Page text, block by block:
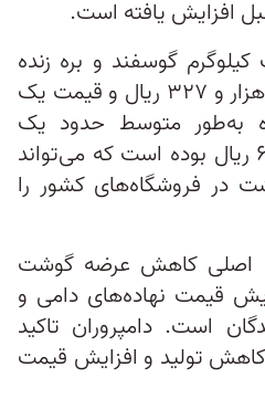
افزایش‌ یافته است.
گوسفند و بره زنده
حدود یک میلیون و ۹۳۸ هزار و ۳۲۷ ریال و قیمت یک
به‌طور متوسط حدود یک
میلیون و۸۷۶ هزار و‌ ۶۳۳ ریال بوده است که می‌تواند
در فروشگاه‌های کشور را
اصلی کاهش عرضه گوشت
قیمت نهاده‌های دامی و
است. دامپروران تاکید
کاهش تولید و افزایش قیمت